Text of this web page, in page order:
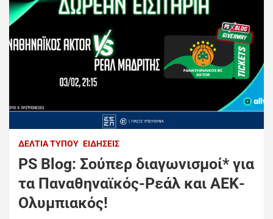
ΔΕΛΤΊΑ ΤΎΠΟΥ ΕΙΔΉΣΕΙΣ
PS Blog: Σούπερ διαγωνισμοί* για
τα Παναθηναϊκός-Ρεάλ και ΑΕΚ-
Ολυμπιακός!